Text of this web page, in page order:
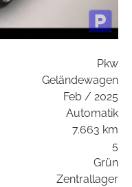
Pkw
Geländewagen
Feb / 2025
Automatik
7.663 km
5
Grün
Zentrallager